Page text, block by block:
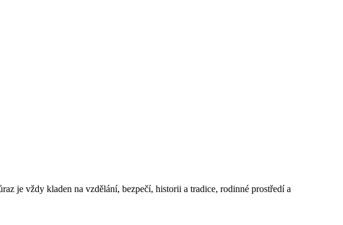
je vždy kladen na vzdělání, bezpečí, historii a tradice, rodinné prostředí a